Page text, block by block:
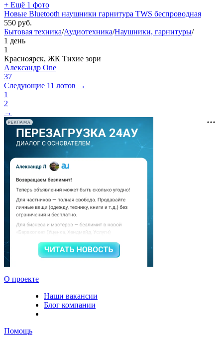
+ Ещё 1 фото
Новые Bluetooth наушники гарнитура TWS беспроводная
550 руб.
Бытовая техника/Аудиотехника/Наушники, гарнитуры/
1 день
1
Красноярск, ЖК Тихие зори
Александр One
37
Следующие 11 лотов →
1
2
→
РЕКЛАМА
О проекте
Наши вакансии
Блог компании
Помощь